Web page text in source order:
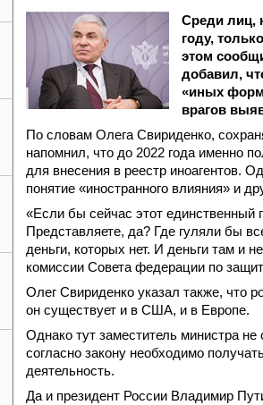
Среди лиц,
году,
этом
добавил,
«иных
врагов
По словам Олега Свириденко,
напомнил, что до 2022 года именно
для внесения в реестр иноагентов.
понятие «иностранного влияния» и
«Если бы сейчас этот единственный
Представляете, да? Где гуляли бы
деньги, которых нет. И деньги там и
комиссии Совета федерации по
Олег Свириденко указал также, что
он существует и в США, и в Европе.
Однако тут заместитель министра
согласно закону необходимо
деятельность.
Да и президент России Владимир